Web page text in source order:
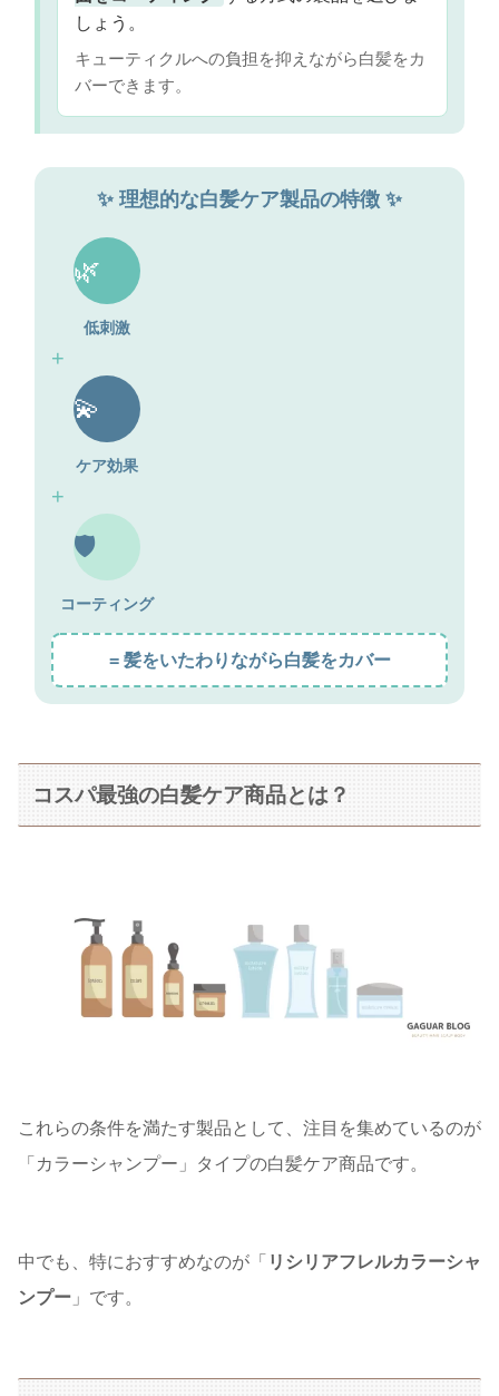
しょう。
キューティクルへの負担を抑えながら白髪をカ
バーできます。
✨ 理想的な白髪ケア製品の特徴 ✨
🌿
低刺激
+
💫
ケア効果
+
🛡️
コーティング
= 髪をいたわりながら白髪をカバー
コスパ最強の白髪ケア商品とは？
これらの条件を満たす製品として、注目を集めているのが
「カラーシャンプー」タイプの白髪ケア商品です。
中でも、特におすすめなのが「 リシリアフレルカラーシャ
ンプー 」です。